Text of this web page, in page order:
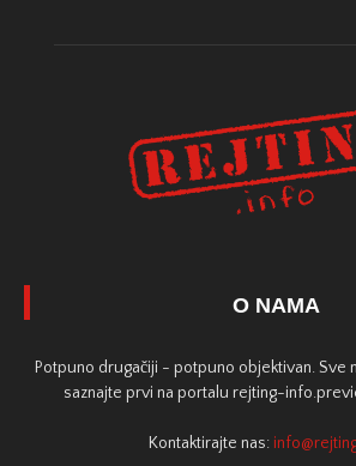
O NAMA
Potpuno drugačiji - potpuno objektivan. Sve
saznajte prvi na portalu rejting-
Kontaktirajte nas: